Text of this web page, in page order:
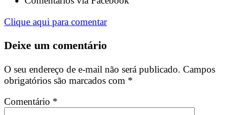
Clique aqui para comentar
Deixe um comentário
O seu endereço de e-mail não será publicado. Campos
obrigatórios são marcados com *
Comentário *